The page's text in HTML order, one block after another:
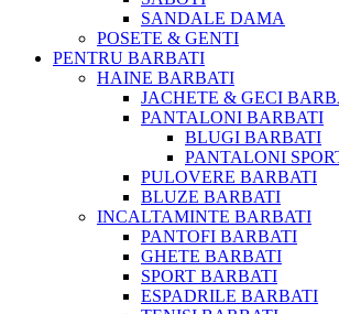
SANDALE DAMA
POSETE & GENTI
PENTRU BARBATI
HAINE BARBATI
JACHETE & GECI
PANTALONI BARBATI
BLUGI BARBATI
PANTALONI
PULOVERE BARBATI
BLUZE BARBATI
INCALTAMINTE BARBATI
PANTOFI BARBATI
GHETE BARBATI
SPORT BARBATI
ESPADRILE BARBATI